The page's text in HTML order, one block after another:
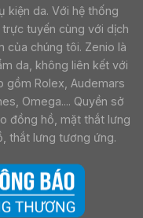
kiện da. Với hệ thống
tuyến cùng với dịch
của chúng tôi. Zenio là
da, không liên kết với
gồm Rolex, Audemars
Omega.... Quyền sở
đồng hồ, mặt thắt lưng
thắt lưng tương ứng.